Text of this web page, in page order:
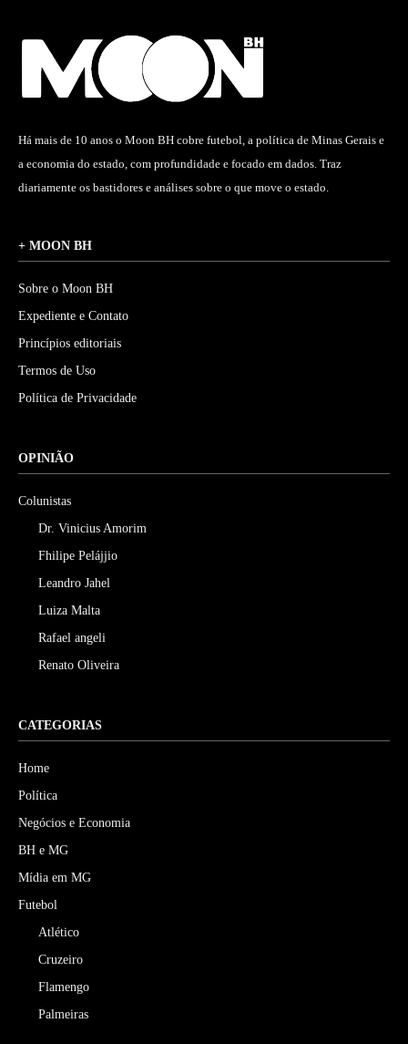
Há mais de 10 anos o Moon BH cobre futebol, a política de Minas Gerais e
a economia do estado, com profundidade e focado em dados. Traz
diariamente os bastidores e análises sobre o que move o estado.
+ MOON BH
Sobre o Moon BH
Expediente e Contato
Princípios editoriais
Termos de Uso
Política de Privacidade
OPINIÃO
Colunistas
Dr. Vinicius Amorim
Fhilipe Pelájjio
Leandro Jahel
Luiza Malta
Rafael angeli
Renato Oliveira
CATEGORIAS
Home
Política
Negócios e Economia
BH e MG
Mídia em MG
Futebol
Atlético
Cruzeiro
Flamengo
Palmeiras